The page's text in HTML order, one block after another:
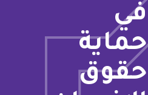
في
حماية
حقوق